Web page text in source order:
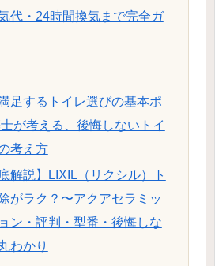
代・24時間換気まで完全ガ
足するトイレ選びの基本ポ
が考える、後悔しないトイ
考え方
解説】LIXIL（リクシル）ト
がラク？〜アクアセラミッ
ン・評判・型番・後悔しな
わかり